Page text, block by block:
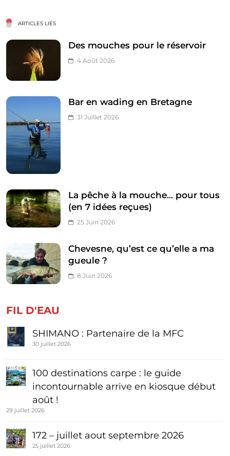
ARTICLES LIÉS
Des mouches pour le réservoir
4 Août 2026
Bar en wading en Bretagne
31 Juillet 2026
La pêche à la mouche… pour tous
(en 7 idées reçues)
25 Juin 2026
Chevesne, qu’est ce qu’elle a ma
gueule ?
8 Juin 2026
FIL D'EAU
SHIMANO : Partenaire de la MFC
30 juillet 2026
100 destinations carpe : le guide
incontournable arrive en kiosque début
août !
29 juillet 2026
172 – juillet aout septembre 2026
25 juillet 2026